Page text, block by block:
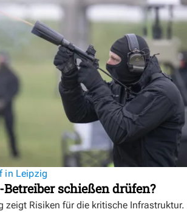
in Leipzig
schießen drüfen?
zeigt Risiken für die kritische Infrastruktur.